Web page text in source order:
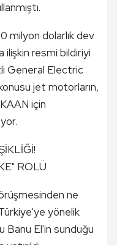
milyon dolarlık dev
ilişkin resmi bildiriyi
General Electric
jet motorların,
için
ROLÜ
ne
yönelik
Banu El'in sunduğu